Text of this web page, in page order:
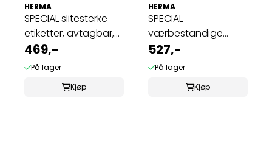
HERMA
SPECIAL slitesterke
etiketter, avtagbar,
20ark ...
469,-
På lager
Kjøp
HERMA
SPECIAL
værbestandige
etiketter 25 ark,
99,1x57 ...
527,-
På lager
Kjøp